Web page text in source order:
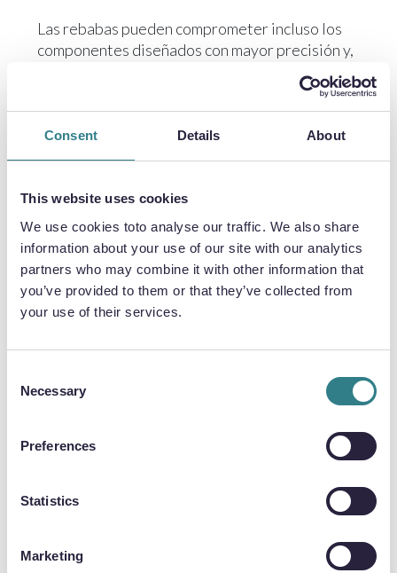
Consent Details About
This website uses cookies
We use cookies toto analyse our traffic. We also share
information about your use of our site with our analytics
partners who may combine it with other information that
you’ve provided to them or that they’ve collected from
your use of their services.
Selection
Necessary
Preferences
Statistics
Marketing
Las rebabas pueden comprometer incluso los
componentes diseñados con mayor precisión y,
en consecuencia, pueden requerir un mayor o
menor grado de desbarbado, lo que a su vez
aumenta las presiones en cuanto a costes y
plazos.
superarse mediante la simplicidad, un aspecto
Esto se debe a que el grabado no utiliza calor ni
fuerza mecánica, lo que elimina la posibilidad
de que se produzcan tensiones y rebabas.